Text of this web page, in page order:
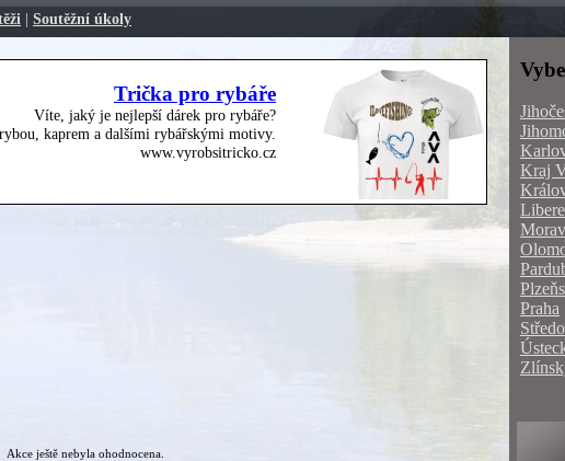
| Soutěžní úkoly
Trička pro rybáře
Víte, jaký je nejlepší dárek pro rybáře?
kaprem a dalšími rybářskými motivy.
www.vyrobsitricko.cz
Akce ještě nebyla ohodnocena.
Kraj
Praha